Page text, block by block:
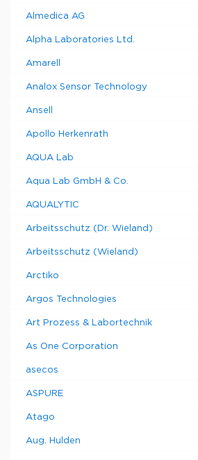
Almedica AG
Alpha Laboratories Ltd.
Amarell
Analox Sensor Technology
Ansell
Apollo Herkenrath
AQUA Lab
Aqua Lab GmbH & Co.
AQUALYTIC
Arbeitsschutz (Dr. Wieland)
Arbeitsschutz (Wieland)
Arctiko
Argos Technologies
Art Prozess & Labortechnik
As One Corporation
asecos
ASPURE
Atago
Aug. Hulden